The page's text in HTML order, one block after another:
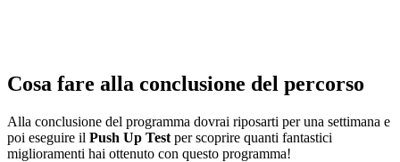
Cosa fare alla conclusione del percorso
Alla conclusione del programma dovrai riposarti per una settimana e
poi eseguire il Push Up Test per scoprire quanti fantastici
miglioramenti hai ottenuto con questo programma!